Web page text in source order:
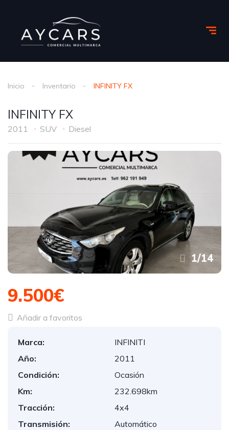
Inicio Inventario INFINITY FX
INFINITY FX
2011 SUV Diesel
1/14
9.500€
Añadir a favoritos
Marca:
INFINITI
Año:
2011
Condición:
Ocasión
Km:
232.698km
Tracción:
4x4
Transmisión:
Automático